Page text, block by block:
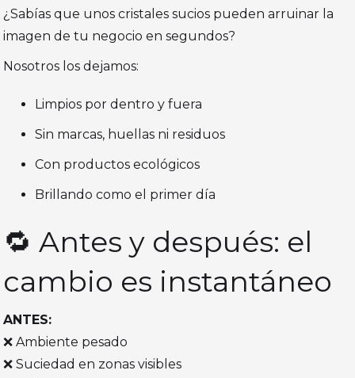
¿Sabías que unos cristales sucios pueden arruinar la
imagen de tu negocio en segundos?
Nosotros los dejamos:
Limpios por dentro y fuera
Sin marcas, huellas ni residuos
Con productos ecológicos
Brillando como el primer día
🔁 Antes y después: el
cambio es instantáneo
ANTES:
❌ Ambiente pesado
❌ Suciedad en zonas visibles